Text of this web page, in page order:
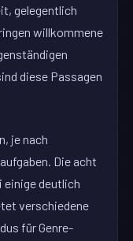
gelegentlich
willkommene
diese Passagen
je nach
Die acht
einige deutlich
verschiedene
für Genre-